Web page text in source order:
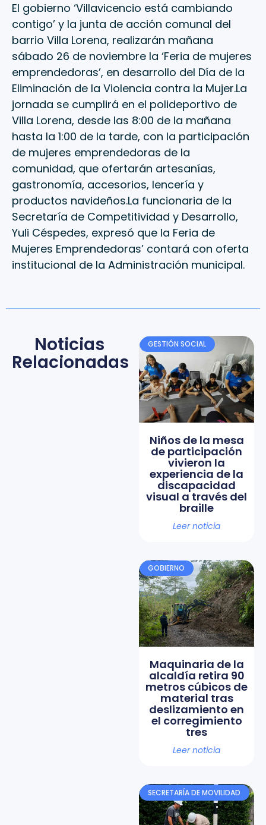
El gobierno ‘Villavicencio está cambiando
contigo’ y la junta de acción comunal del
barrio Villa Lorena, realizarán mañana
sábado 26 de noviembre la ‘Feria de mujeres
emprendedoras’, en desarrollo del Día de la
Eliminación de la Violencia contra la Mujer.La
jornada se cumplirá en el polideportivo de
Villa Lorena, desde las 8:00 de la mañana
hasta la 1:00 de la tarde, con la participación
de mujeres emprendedoras de la
comunidad, que ofertarán artesanías,
gastronomía, accesorios, lencería y
productos navideños.La funcionaria de la
Secretaría de Competitividad y Desarrollo,
Yuli Céspedes, expresó que la Feria de
Mujeres Emprendedoras’ contará con oferta
institucional de la Administración municipal.
Noticias
Relacionadas
GESTIÓN SOCIAL
Niños de la mesa
de participación
vivieron la
experiencia de la
discapacidad
visual a través del
braille
Leer noticia
GOBIERNO
Maquinaria de la
alcaldía retira 90
metros cúbicos de
material tras
deslizamiento en
el corregimiento
tres
Leer noticia
SECRETARÍA DE MOVILIDAD